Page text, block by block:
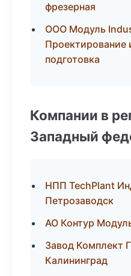
фрезерная
ООО Модуль
Проектирование
подготовка
Компании в
Западный
НПП TechPlant
Петрозаводск
АО Контур
Завод Комплект
Калининград